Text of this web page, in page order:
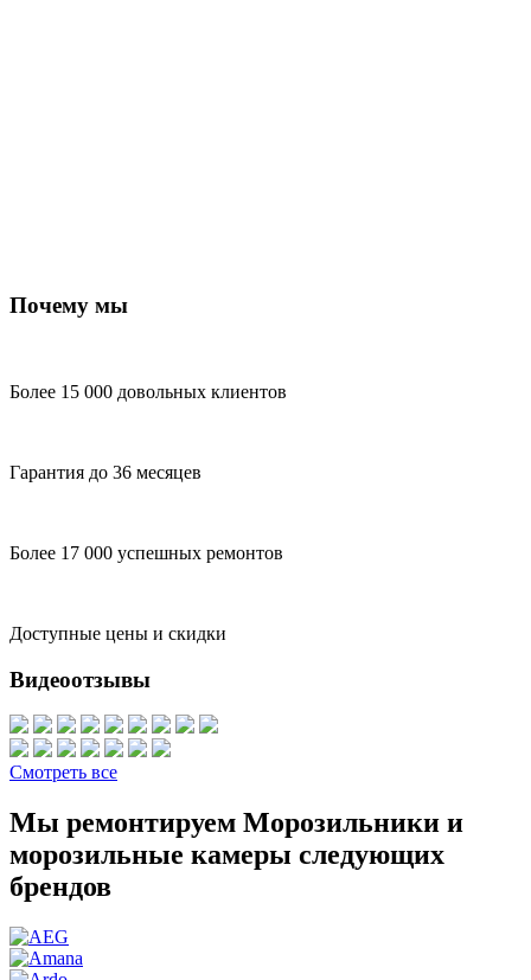
Почему мы
Более 15 000 довольных клиентов
Гарантия до 36 месяцев
Более 17 000 успешных ремонтов
Доступные цены и скидки
Видеоотзывы
Смотреть все
Мы ремонтируем Морозильники и
морозильные камеры следующих
брендов